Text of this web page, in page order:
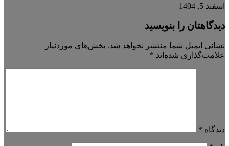
اسفند 5, 1404
دیدگاهتان را بنویسید
نشانی ایمیل شما منتشر نخواهد شد. بخش‌های موردنیاز
علامت‌گذاری شده‌اند *
دیدگاه *